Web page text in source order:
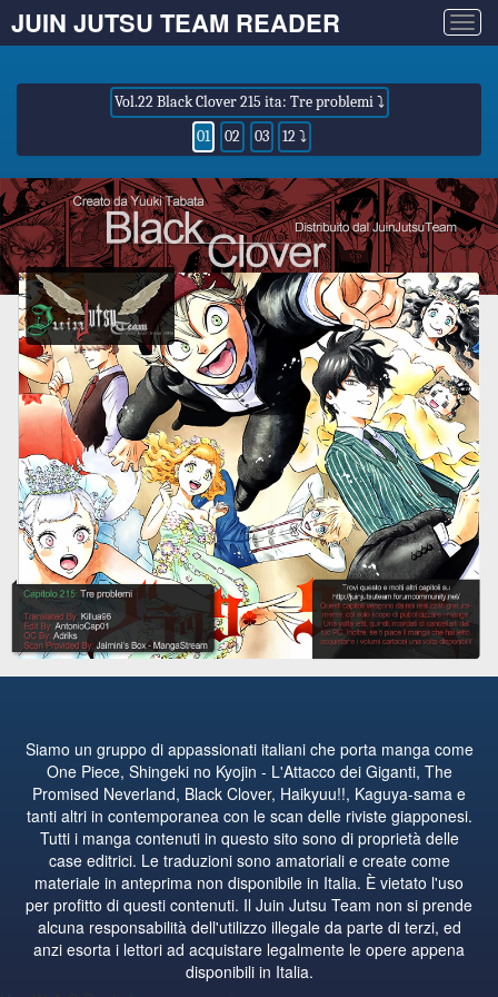
JUIN JUTSU TEAM READER
Vol.22 Black Clover 215 ita: Tre problemi ⤵
01
02 03 12 ⤵
Siamo un gruppo di appassionati italiani che porta manga come
One Piece, Shingeki no Kyojin - L'Attacco dei Giganti, The
Promised Neverland, Black Clover, Haikyuu!!, Kaguya-sama e
tanti altri in contemporanea con le scan delle riviste giapponesi.
Tutti i manga contenuti in questo sito sono di proprietà delle
case editrici. Le traduzioni sono amatoriali e create come
materiale in anteprima non disponibile in Italia. È vietato l'uso
per profitto di questi contenuti. Il Juin Jutsu Team non si prende
alcuna responsabilità dell'utilizzo illegale da parte di terzi, ed
anzi esorta i lettori ad acquistare legalmente le opere appena
disponibili in Italia.